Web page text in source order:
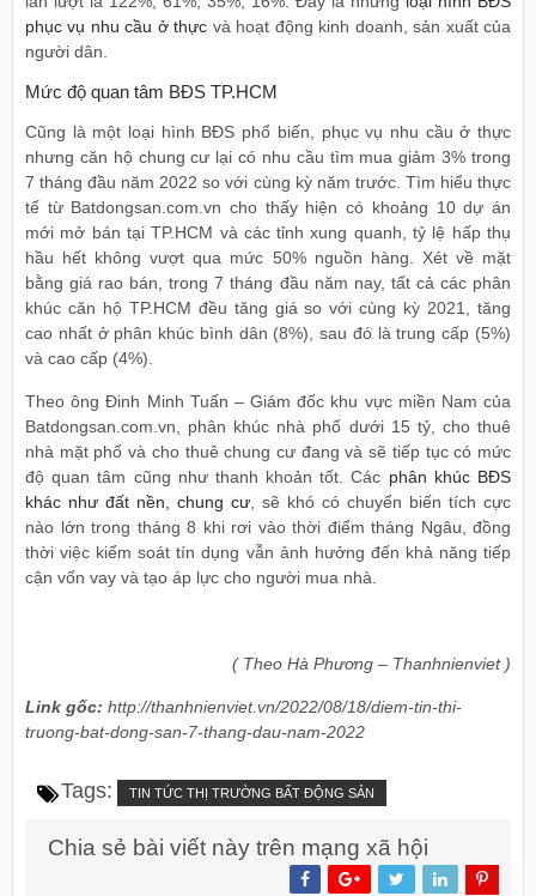
phục vụ nhu cầu ở thực và hoạt động kinh doanh, sản xuất của
người dân.
Mức độ quan tâm BĐS TP.HCM
Cũng là một loại hình BĐS phổ biến, phục vụ nhu cầu ở thực
nhưng căn hộ chung cư lại có nhu cầu tìm mua giảm 3% trong
7 tháng đầu năm 2022 so với cùng kỳ năm trước. Tìm hiểu thực
tế từ Batdongsan.com.vn cho thấy hiện có khoảng 10 dự án
mới mở bán tại TP.HCM và các tỉnh xung quanh, tỷ lệ hấp thụ
hầu hết không vượt qua mức 50% nguồn hàng. Xét về mặt
bằng giá rao bán, trong 7 tháng đầu năm nay, tất cả các phân
khúc căn hộ TP.HCM đều tăng giá so với cùng kỳ 2021, tăng
cao nhất ở phân khúc bình dân (8%), sau đó là trung cấp (5%)
và cao cấp (4%).
Theo ông Đinh Minh Tuấn – Giám đốc khu vực miền Nam của
Batdongsan.com.vn, phân khúc nhà phố dưới 15 tỷ, cho thuê
nhà mặt phố và cho thuê chung cư đang và sẽ tiếp tục có mức
độ quan tâm cũng như thanh khoản tốt. Các phân khúc BĐS
khác như đất nền, chung cư , sẽ khó có chuyển biến tích cực
nào lớn trong tháng 8 khi rơi vào thời điểm tháng Ngâu, đồng
thời việc kiểm soát tín dụng vẫn ảnh hưởng đến khả năng tiếp
cận vốn vay và tạo áp lực cho người mua nhà.
( Theo Hà Phương – Thanhnienviet )
Link gốc: http://thanhnienviet.vn/2022/08/18/diem-tin-thi-
truong-bat-dong-san-7-thang-dau-nam-2022
Tags: TIN TỨC THỊ TRƯỜNG BẤT ĐỘNG SẢN
Chia sẻ bài viết này trên mạng xã hội